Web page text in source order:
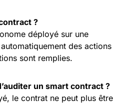
?
déployé sur une
des actions
sont remplies.
un smart contract ?
le contrat ne peut plus être